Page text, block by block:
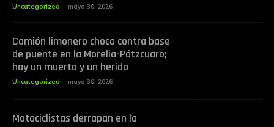
Uncategorized mayo 30, 2026
Camión limonero choca contra base
de puente en la Morelia-Pátzcuaro;
hay un muerto y un herido
Uncategorized mayo 30, 2026
Motociclistas derrapan en la